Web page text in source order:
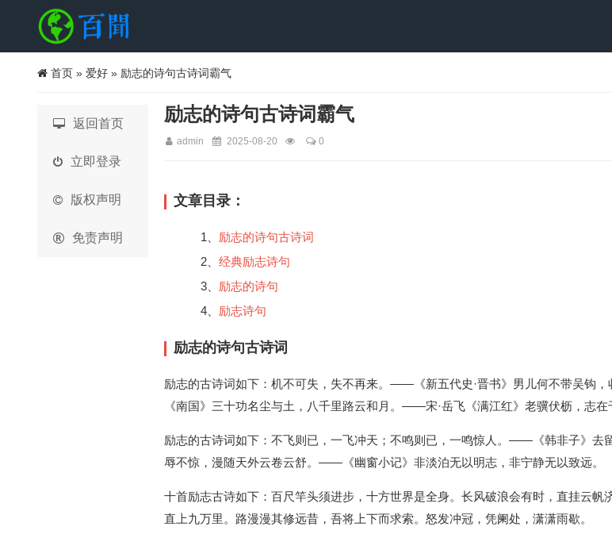
首页 » 爱好 » 励志的诗句古诗词霸气
返回首页
立即登录
版权声明
免责声明
励志的诗句古诗词霸气
admin 2025-08-20 0
文章目录：
1、 励志的诗句古诗词
2、 经典励志诗句
3、 励志的诗句
4、 励志诗句
励志的诗句古诗词
励志的古诗词如下：机不可失，失不再来。——《新五代史·晋书》男儿何不带吴钩
《南国》三十功名尘与土，八千里路云和月。——宋·岳飞《满江红》老骥伏枥，志在
励志的古诗词如下：不飞则已，一飞冲天；不鸣则已，一鸣惊人。——《韩非子》去
辱不惊，漫随天外云卷云舒。——《幽窗小记》非淡泊无以明志，非宁静无以致远。
十首励志古诗如下：百尺竿头须进步，十方世界是全身。长风破浪会有时，直挂云帆
直上九万里。路漫漫其修远昔，吾将上下而求索。怒发冲冠，凭阑处，潇潇雨歇。